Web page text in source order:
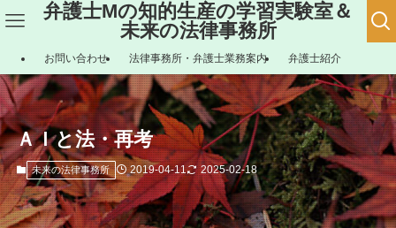
弁護士Mの知的生産の学習実験室＆
未来の法律事務所
お問い合わせ 法律事務所・弁護士業務案内 弁護士紹介
ＡＩと法・再考
未来の法律事務所 2019-04-11 2025-02-18